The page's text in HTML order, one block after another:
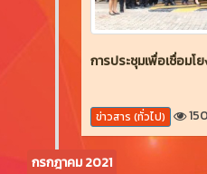
การประชุมเพื่อเชื่อม
ข่าวสาร (ทั่วไป)
กรกฎาคม 2021